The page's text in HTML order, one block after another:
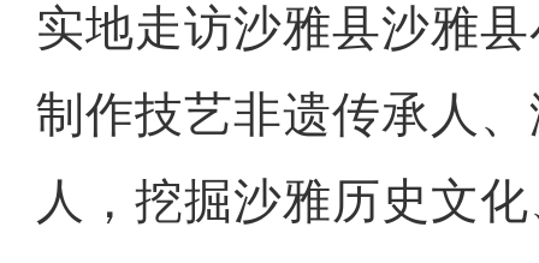
实地走访沙雅县沙雅
制作技艺非遗传承人
人，挖掘沙雅历史文